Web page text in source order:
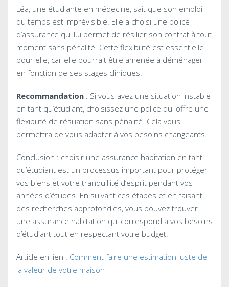
Léa, une étudiante en médecine, sait que son emploi
du temps est imprévisible. Elle a choisi une police
d’assurance qui lui permet de résilier son contrat à tout
moment sans pénalité. Cette flexibilité est essentielle
pour elle, car elle pourrait être amenée à déménager
en fonction de ses stages cliniques.
Recommandation : Si vous avez une situation instable
en tant qu’étudiant, choisissez une police qui offre une
flexibilité de résiliation sans pénalité. Cela vous
permettra de vous adapter à vos besoins changeants.
Conclusion : choisir une assurance habitation en tant
qu’étudiant est un processus important pour protéger
vos biens et votre tranquillité d’esprit pendant vos
années d’études. En suivant ces étapes et en faisant
des recherches approfondies, vous pouvez trouver
une assurance habitation qui correspond à vos besoins
d’étudiant tout en respectant votre budget.
Article en lien : Comment faire une estimation juste de
la valeur de votre maison